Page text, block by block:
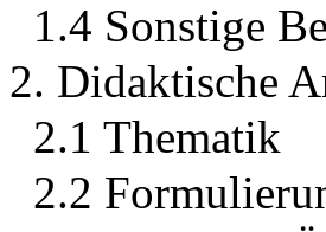
1.4 Sonstige
2. Didaktische
2.1 Thematik
2.2